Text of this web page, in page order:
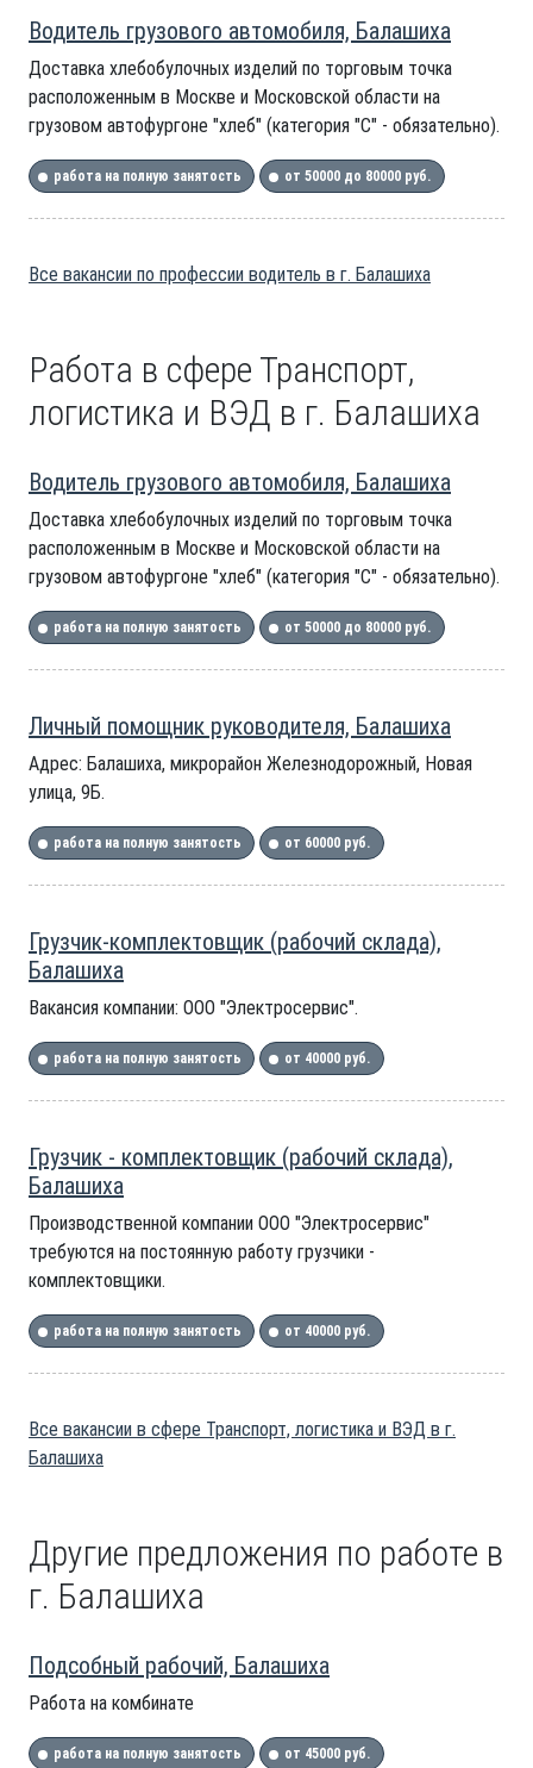
Водитель грузового автомобиля, Балашиха
Доставка хлебобулочных изделий по торговым точка
расположенным в Москве и Московской области на
грузовом автофургоне "хлеб" (категория "С" - обязательно).
работа на полную занятость от 50000 до 80000 руб.
Все вакансии по профессии водитель в г. Балашиха
Работа в сфере Транспорт,
логистика и ВЭД в г. Балашиха
Водитель грузового автомобиля, Балашиха
Доставка хлебобулочных изделий по торговым точка
расположенным в Москве и Московской области на
грузовом автофургоне "хлеб" (категория "С" - обязательно).
работа на полную занятость от 50000 до 80000 руб.
Личный помощник руководителя, Балашиха
Адрес: Балашиха, микрорайон Железнодорожный, Новая
улица, 9Б.
работа на полную занятость от 60000 руб.
Грузчик-комплектовщик (рабочий склада),
Балашиха
Вакансия компании: ООО "Электросервис".
работа на полную занятость от 40000 руб.
Грузчик - комплектовщик (рабочий склада),
Балашиха
Производственной компании ООО "Электросервис"
требуются на постоянную работу грузчики -
комплектовщики.
работа на полную занятость от 40000 руб.
Все вакансии в сфере Транспорт, логистика и ВЭД в г.
Балашиха
Другие предложения по работе в
г. Балашиха
Подсобный рабочий, Балашиха
Работа на комбинате
работа на полную занятость от 45000 руб.